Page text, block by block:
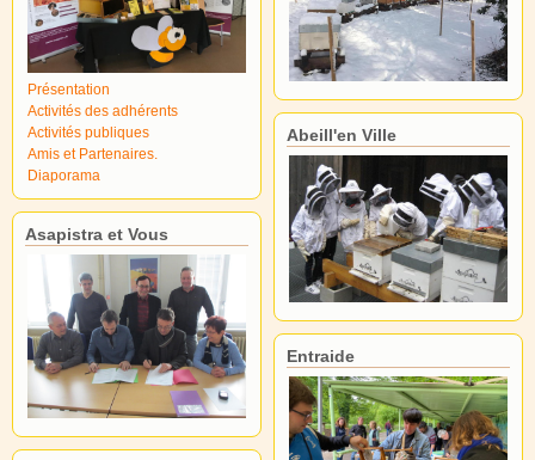
Présentation
Activités des adhérents
Activités publiques
Amis et Partenaires.
Diaporama
Asapistra et Vous
Abeill'en Ville
Entraide